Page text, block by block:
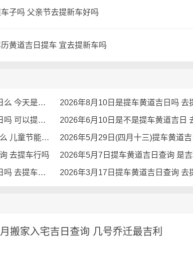
白行车记录仪的重要性，但却不一定在一开始就有意识
、三合冲或三干克一干、三支冲一支者，也容易见车
子吗 父亲节去提新车好吗
黄道吉日提车 宜去提新车吗
2026年8月22日是提车黄道吉日么 今天是黄道吉日吗
2026年7月13日是提车黄道吉日吗 可以提车吗
2026年6月1日是提车黄道吉日么 儿童节能提车么
去提车行吗
2026年3月22日是提车黄道吉日吗 去提车适合么
搬家入宅吉日查询 几号乔迁最吉利